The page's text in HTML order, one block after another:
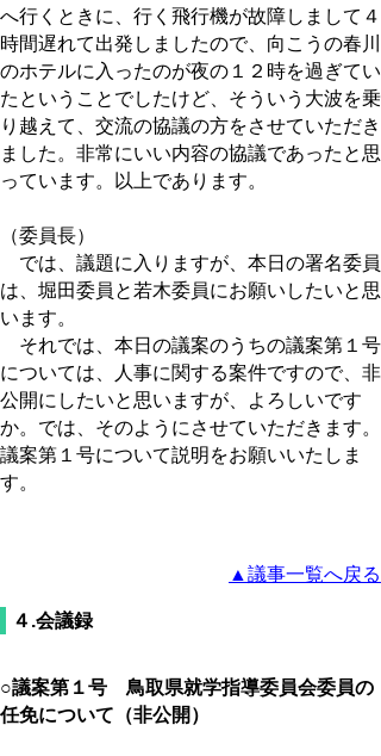
へ行くときに、行く飛行機が故障しまして４
時間遅れて出発しましたので、向こうの春川
のホテルに入ったのが夜の１２時を過ぎてい
たということでしたけど、そういう大波を乗
り越えて、交流の協議の方をさせていただき
ました。非常にいい内容の協議であったと思
っています。以上であります。
（委員長）
では、議題に入りますが、本日の署名委員
は、堀田委員と若木委員にお願いしたいと思
います。
それでは、本日の議案のうちの議案第１号
については、人事に関する案件ですので、非
公開にしたいと思いますが、よろしいです
か。では、そのようにさせていただきます。
議案第１号について説明をお願いいたしま
す。
▲議事一覧へ戻る
４.会議録
○議案第１号 鳥取県就学指導委員会委員の
任免について（非公開）